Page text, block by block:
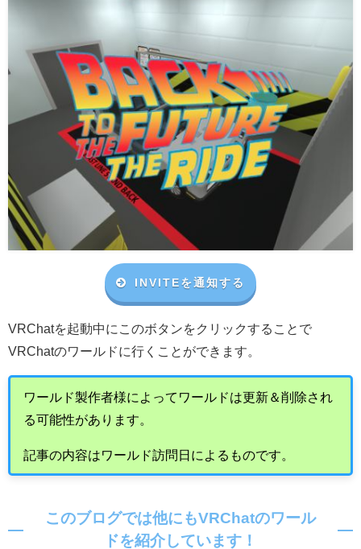
INVITEを通知する
VRChatを起動中にこのボタンをクリックすることで
VRChatのワールドに行くことができます。
ワールド製作者様によってワールドは更新＆削除され
る可能性があります。
記事の内容はワールド訪問日によるものです。
このブログでは他にもVRChatのワール
ドを紹介しています！